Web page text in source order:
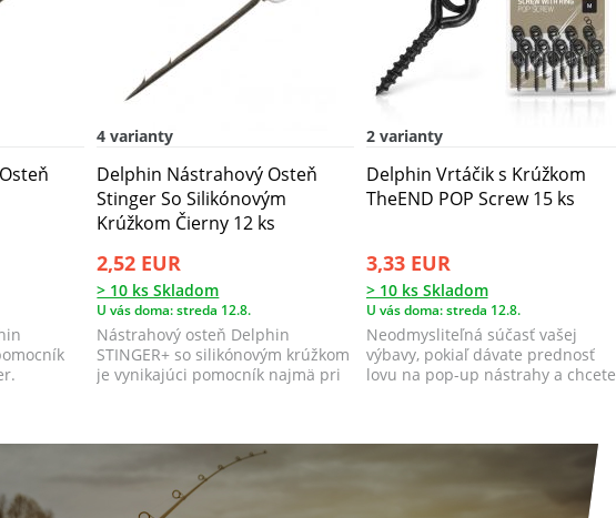
4 varianty
Delphin Nástrahový Osteň
Stinger So Silikónovým
Krúžkom Čierny 12 ks
2,52 EUR
> 10 ks Skladom
U vás doma: streda 12.8.
Nástrahový osteň Delphin
STINGER+ so silikónovým krúžkom
je vynikajúci pomocník najmä pri
2 varianty
Delphin Vrtáčik s Krúžkom
TheEND POP Screw 15 ks
3,33 EUR
> 10 ks Skladom
U vás doma: streda 12.8.
Neodmysliteľná súčasť vašej
výbavy, pokiaľ dávate prednosť
lovu na pop-up nástrahy a chcete